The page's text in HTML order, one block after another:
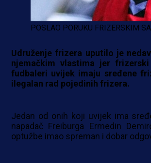
POSLAO PORUKU FRIZERSKIM
Udruženje frizera uputilo je
njemačkim vlastima jer
fudbaleri uvijek imaju sređene
ilegalan rad pojedinih frizera.
Jedan od onih koji uvijek ima
napadač Freiburga Ermedin
optužbe imao spreman i dobar